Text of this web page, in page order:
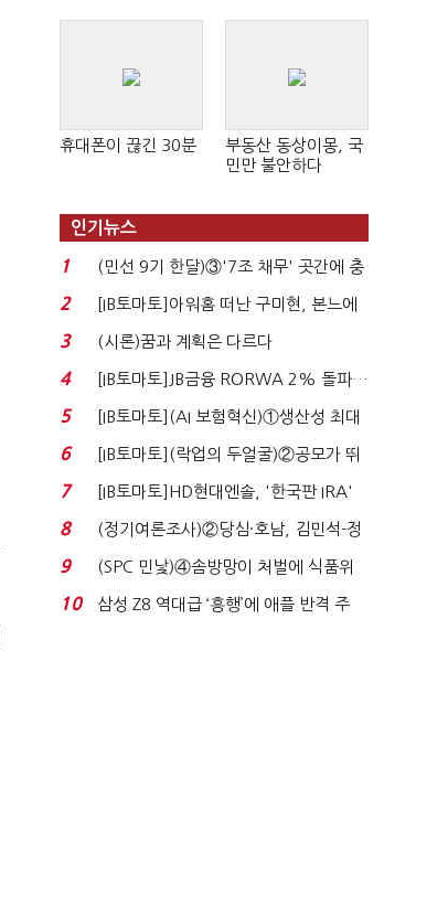
휴대폰이 끊긴 30분
부동산 동상이몽, 국
민만 불안하다
인기뉴스
1
(민선 9기 한달)③'7조 채무' 곳간에 충
격…추미애, 20년...
2
[IB토마토]아워홈 떠난 구미현, 본느에
340억 베팅…가...
3 (시론)꿈과 계획은 다르다
4
[IB토마토]JB금융 RORWA 2% 돌파…
실적 견인은 은행 ...
5
[IB토마토](AI 보험혁신)①생산성 최대
80% 개선…현실...
6
[IB토마토](락업의 두얼굴)②공모가 뛰
자 첫날 매도…FI ...
7
[IB토마토]HD현대엔솔, '한국판 IRA'
수혜 부상…세액공...
8
(정기여론조사)②당심·호남, 김민석-정
청래 '초접전'...
9
(SPC 민낯)④솜방망이 처벌에 식품위
생법 위반 반복...
10
삼성 Z8 역대급 ‘흥행’에 애플 반격 주